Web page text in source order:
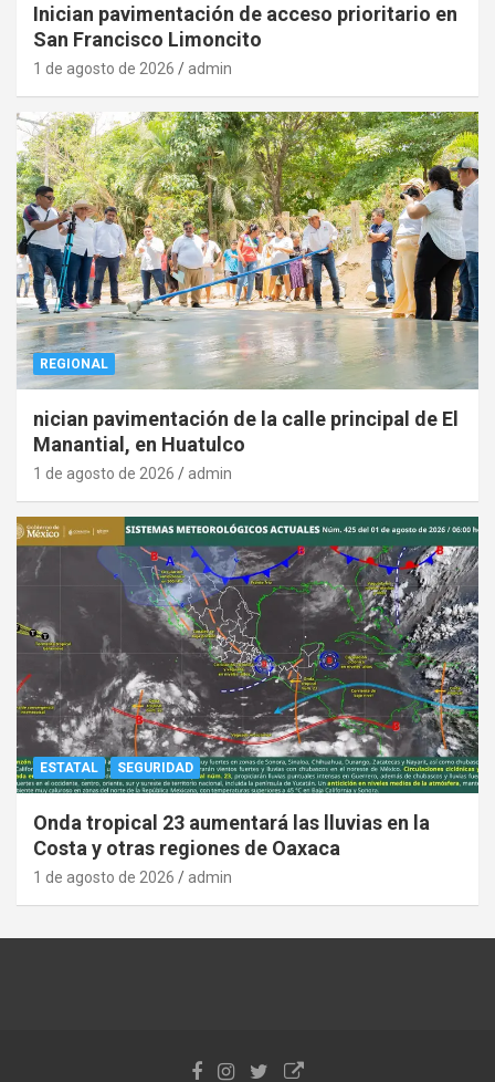
Inician pavimentación de acceso prioritario en
San Francisco Limoncito
1 de agosto de 2026 admin
REGIONAL
nician pavimentación de la calle principal de El
Manantial, en Huatulco
1 de agosto de 2026 admin
ESTATAL SEGURIDAD
Onda tropical 23 aumentará las lluvias en la
Costa y otras regiones de Oaxaca
1 de agosto de 2026 admin